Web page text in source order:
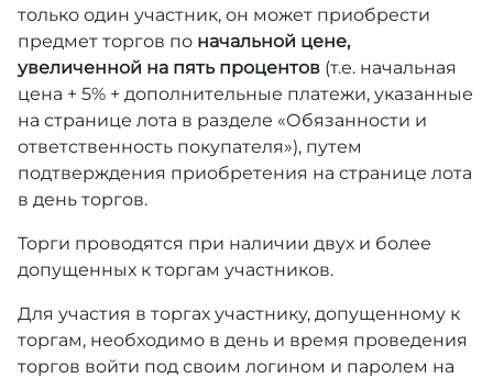
только один участник, он может приобрести
предмет торгов по начальной цене,
увеличенной на пять процентов (т.е. начальная
цена + 5% + дополнительные платежи, указанные
на странице лота в разделе «Обязанности и
ответственность покупателя»), путем
подтверждения приобретения на странице лота
в день торгов.
Торги проводятся при наличии двух и более
допущенных к торгам участников.
Для участия в торгах участнику, допущенному к
торгам, необходимо в день и время проведения
торгов войти под своим логином и паролем на